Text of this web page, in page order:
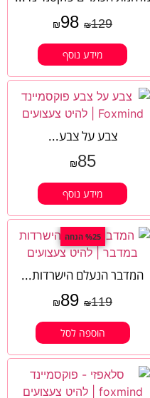
₪129
₪98
מידע נוסף
צבע על צבע...
₪85
מידע נוסף
%25 הנחה
המדבר הנעלם הישרדות...
₪119
₪89
הוספה לסל